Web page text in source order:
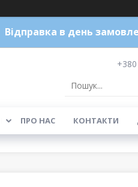
Відправка в день
ПРО НАС КОНТАКТИ